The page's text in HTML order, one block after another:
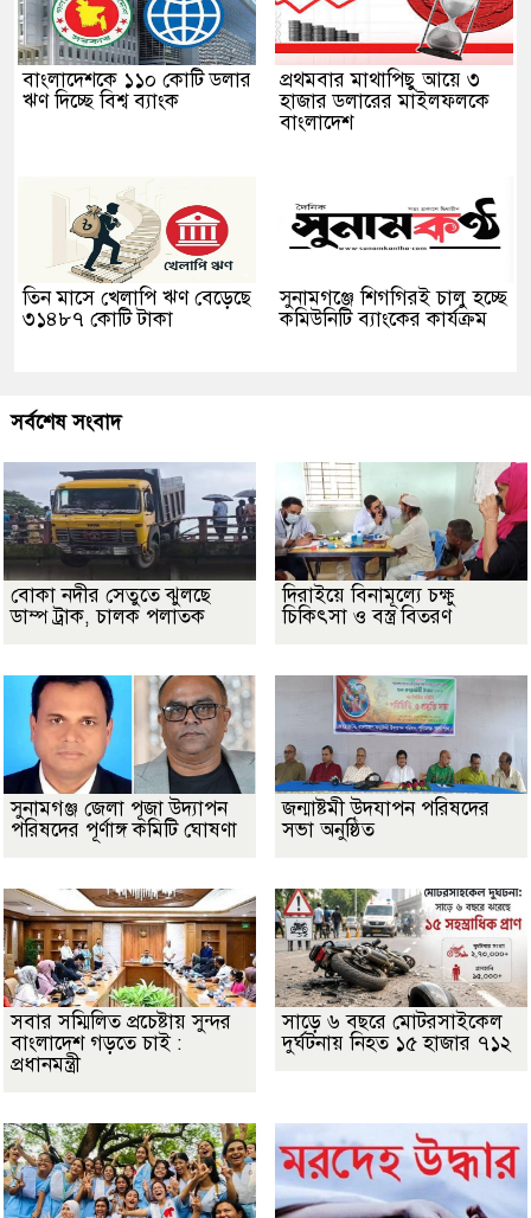
বাংলাদেশকে ১১০ কোটি ডলার
ঋণ দিচ্ছে বিশ্ব ব্যাংক
প্রথমবার মাথাপিছু আয়ে ৩
হাজার ডলারের মাইলফলকে
বাংলাদেশ
তিন মাসে খেলাপি ঋণ বেড়েছে
৩১৪৮৭ কোটি টাকা
সুনামগঞ্জে শিগগিরই চালু হচ্ছে
কমিউনিটি ব্যাংকের কার্যক্রম
সর্বশেষ সংবাদ
বোকা নদীর সেতুতে ঝুলছে
ডাম্প ট্রাক, চালক পলাতক
দিরাইয়ে বিনামূল্যে চক্ষু
চিকিৎসা ও বস্ত্র বিতরণ
সুনামগঞ্জ জেলা পূজা উদ্যাপন
পরিষদের পূর্ণাঙ্গ কমিটি ঘোষণা
জন্মাষ্টমী উদযাপন পরিষদের
সভা অনুষ্ঠিত
সবার সম্মিলিত প্রচেষ্টায় সুন্দর
বাংলাদেশ গড়তে চাই :
প্রধানমন্ত্রী
সাড়ে ৬ বছরে মোটরসাইকেল
দুর্ঘটনায় নিহত ১৫ হাজার ৭১২